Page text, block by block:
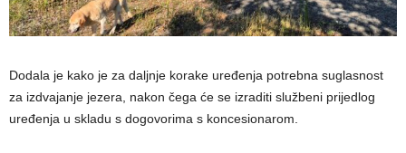
Dodala je kako je za daljnje korake uređenja potrebna suglasnost
za izdvajanje jezera, nakon čega će se izraditi službeni prijedlog
uređenja u skladu s dogovorima s koncesionarom.